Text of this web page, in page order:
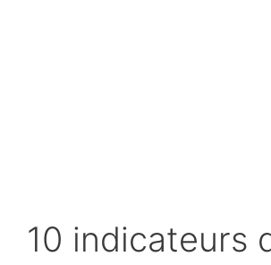
10 indicateurs de